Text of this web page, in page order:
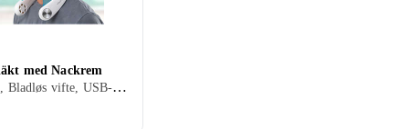
med Nackrem
Halsvifte, Bladløs vifte, USB-strømforsyning